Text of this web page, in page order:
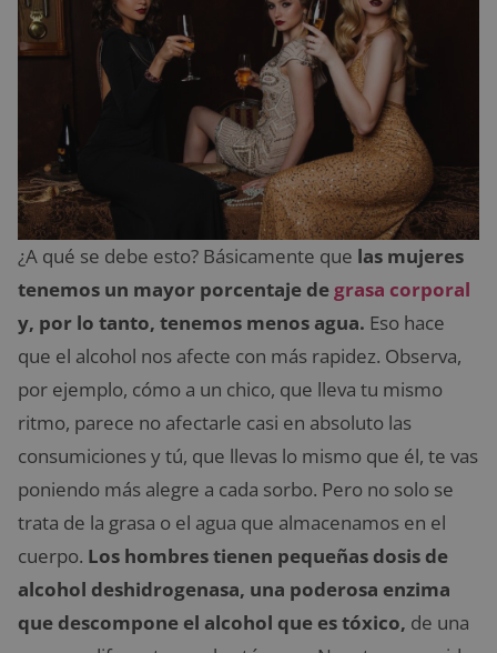
¿A qué se debe esto? Básicamente que las mujeres
tenemos un mayor porcentaje de grasa corporal
y, por lo tanto, tenemos menos agua. Eso hace
que el alcohol nos afecte con más rapidez. Observa,
por ejemplo, cómo a un chico, que lleva tu mismo
ritmo, parece no afectarle casi en absoluto las
consumiciones y tú, que llevas lo mismo que él, te vas
poniendo más alegre a cada sorbo. Pero no solo se
trata de la grasa o el agua que almacenamos en el
cuerpo. Los hombres tienen pequeñas dosis de
alcohol deshidrogenasa, una poderosa enzima
que descompone el alcohol que es tóxico, de una